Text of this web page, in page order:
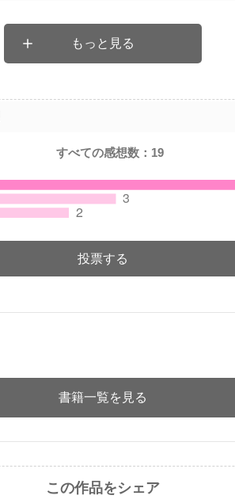
もっと見る
すべての感想数： 19
投票する
書籍一覧を見る
この作品をシェア